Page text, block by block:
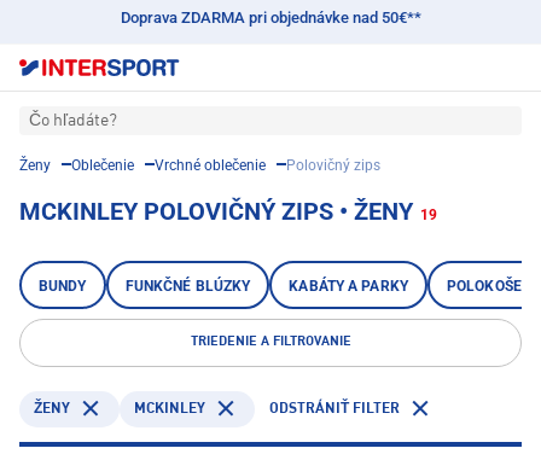
Doprava ZDARMA pri objednávke nad 50€**
Čo hľadáte?
Ženy Oblečenie Vrchné oblečenie Polovičný zips
MCKINLEY POLOVIČNÝ ZIPS • ŽENY 19
BUNDY FUNKČNÉ BLÚZKY KABÁTY A PARKY POLOKOŠELE
TRIEDENIE A FILTROVANIE
ŽENY MCKINLEY ODSTRÁNIŤ FILTER